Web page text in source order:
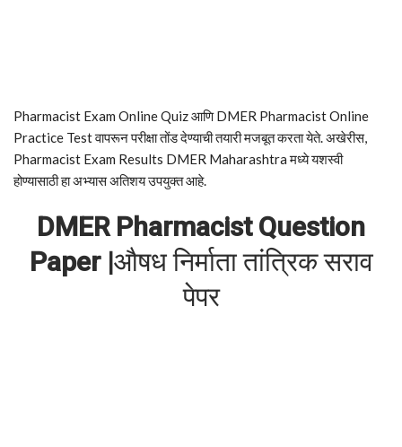
Pharmacist Exam Online Quiz आणि DMER Pharmacist Online
Practice Test वापरून परीक्षा तोंड देण्याची तयारी मजबूत करता येते. अखेरीस,
Pharmacist Exam Results DMER Maharashtra मध्ये यशस्वी
होण्यासाठी हा अभ्यास अतिशय उपयुक्त आहे.
DMER Pharmacist Question
Paper |औषध निर्माता तांत्रिक सराव
पेपर